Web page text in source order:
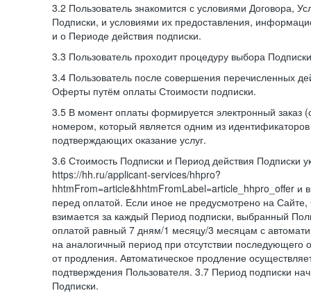
3.2 Пользователь знакомится с условиями Договора,
Подписки, и условиями их предоставления,
и о Периоде действия подписки.
3.3 Пользователь проходит процедуру выбора
3.4 Пользователь после совершения перечисленных
Оферты путём оплаты Стоимости подписки.
3.5 В момент оплаты формируется электронный заказ
номером, который является одним из
подтверждающих оказание услуг.
3.6 Стоимость Подписки и Период действия Подписки
https://hh.ru/applicant-services/hhpro?
hhtmFrom=article&hhtmFromLabel=article_hhpro_offer и
перед оплатой. Если иное не предусмотрено на Сайте,
взимается за каждый Период подписки, выбранный
оплатой равный 7 дням/1 месяцу/3 месяцам с
на аналогичный период при отсутствии последующего
от продления. Автоматическое продление
подтверждения Пользователя. 3.7 Период подписки
Подписки.